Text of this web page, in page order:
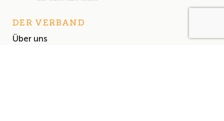
DER VERBAND
Über uns